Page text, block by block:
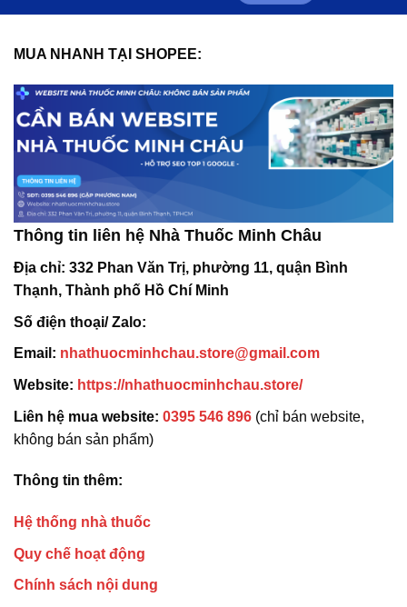
MUA NHANH TẠI SHOPEE:
Thông tin liên hệ Nhà Thuốc Minh Châu
Địa chỉ: 332 Phan Văn Trị, phường 11, quận Bình
Thạnh, Thành phố Hồ Chí Minh
Số điện thoại/ Zalo:
Email: nhathuocminhchau.store@gmail.com
Website: https://nhathuocminhchau.store/
Liên hệ mua website: 0395 546 896 (chỉ bán website,
không bán sản phẩm)
Thông tin thêm:
Hệ thống nhà thuốc
Quy chế hoạt động
Chính sách nội dung